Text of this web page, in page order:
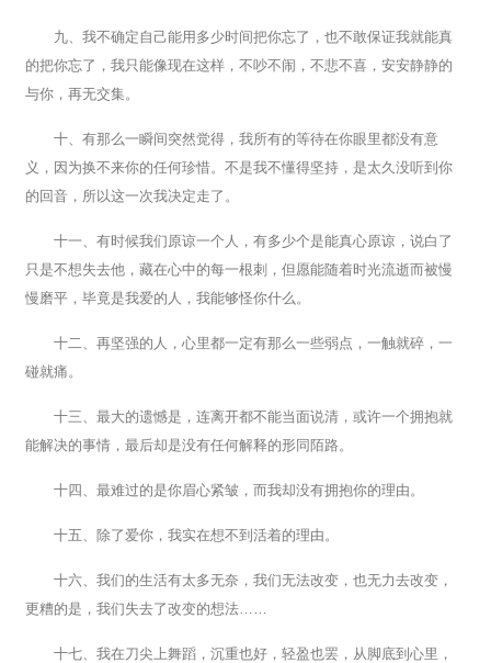
九、我不确定自己能用多少时间把你忘了，也不敢保证我就能真
的把你忘了，我只能像现在这样，不吵不闹，不悲不喜，安安静静的
与你，再无交集。
十、有那么一瞬间突然觉得，我所有的等待在你眼里都没有意
义，因为换不来你的任何珍惜。不是我不懂得坚持，是太久没听到你
的回音，所以这一次我决定走了。
十一、有时候我们原谅一个人，有多少个是能真心原谅，说白了
只是不想失去他，藏在心中的每一根刺，但愿能随着时光流逝而被慢
慢磨平，毕竟是我爱的人，我能够怪你什么。
十二、再坚强的人，心里都一定有那么一些弱点，一触就碎，一
碰就痛。
十三、最大的遗憾是，连离开都不能当面说清，或许一个拥抱就
能解决的事情，最后却是没有任何解释的形同陌路。
十四、最难过的是你眉心紧皱，而我却没有拥抱你的理由。
十五、除了爱你，我实在想不到活着的理由。
十六、我们的生活有太多无奈，我们无法改变，也无力去改变，
更糟的是，我们失去了改变的想法……
十七、我在刀尖上舞蹈，沉重也好，轻盈也罢，从脚底到心里，